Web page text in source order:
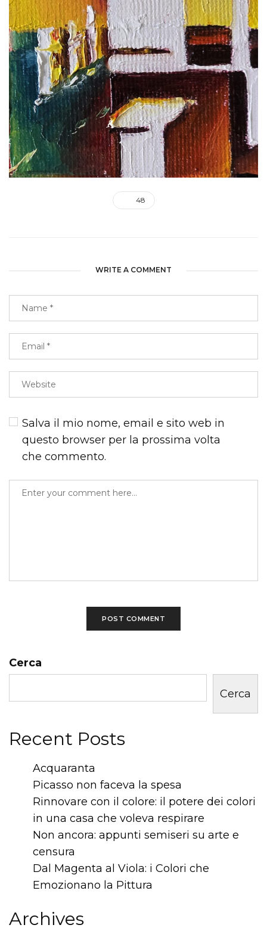
48
WRITE A COMMENT
Salva il mio nome, email e sito web in
questo browser per la prossima volta
che commento.
Cerca
Cerca
Recent Posts
Acquaranta
Picasso non faceva la spesa
Rinnovare con il colore: il potere dei colori
in una casa che voleva respirare
Non ancora: appunti semiseri su arte e
censura
Dal Magenta al Viola: i Colori che
Emozionano la Pittura
Archives